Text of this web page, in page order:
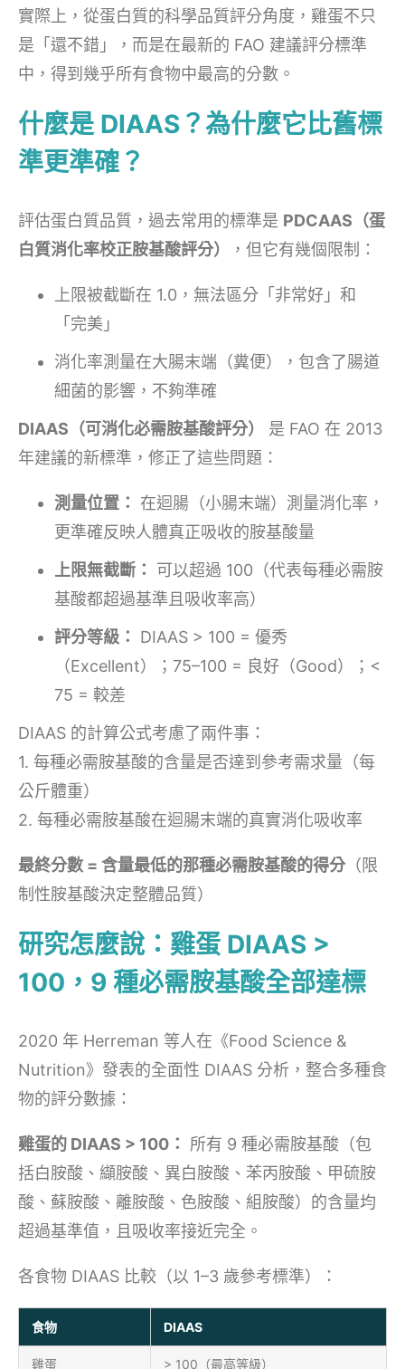
實際上，從蛋白質的科學品質評分角度，雞蛋不只
是「還不錯」，而是在最新的 FAO 建議評分標準
中，得到幾乎所有食物中最高的分數。
什麼是 DIAAS？為什麼它比舊標
準更準確？
評估蛋白質品質，過去常用的標準是 PDCAAS（蛋
白質消化率校正胺基酸評分）
，但它有幾個限制：
上限被截斷在 1.0，無法區分「非常好」和
「完美」
消化率測量在大腸末端（糞便），包含了腸道
細菌的影響，不夠準確
DIAAS（可消化必需胺基酸評分）
是 FAO 在 2013
年建議的新標準，修正了這些問題：
測量位置：
在迴腸（小腸末端）測量消化率，
更準確反映人體真正吸收的胺基酸量
上限無截斷：
可以超過 100（代表每種必需胺
基酸都超過基準且吸收率高）
評分等級：
DIAAS > 100 = 優秀
（Excellent）；75–100 = 良好（Good）；<
75 = 較差
DIAAS 的計算公式考慮了兩件事：
1. 每種必需胺基酸的含量是否達到參考需求量（每
公斤體重）
2. 每種必需胺基酸在迴腸末端的真實消化吸收率
最終分數 = 含量最低的那種必需胺基酸的得分（限
制性胺基酸決定整體品質）
研究怎麼說：雞蛋 DIAAS >
100，9 種必需胺基酸全部達標
2020 年 Herreman 等人在《Food Science &
Nutrition》發表的全面性 DIAAS 分析，整合多種食
物的評分數據：
雞蛋的 DIAAS > 100：
所有 9 種必需胺基酸（包
括白胺酸、纈胺酸、異白胺酸、苯丙胺酸、甲硫胺
酸、蘇胺酸、離胺酸、色胺酸、組胺酸）的含量均
超過基準值，且吸收率接近完全。
各食物 DIAAS 比較（以 1–3 歲參考標準）：
食物 DIAAS
雞蛋 > 100（最高等級）